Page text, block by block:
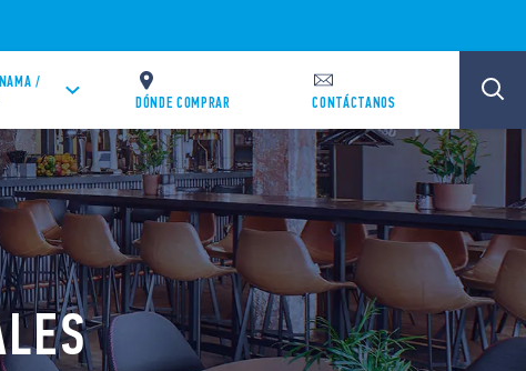
/
DÓNDE COMPRAR CONTÁCTANOS